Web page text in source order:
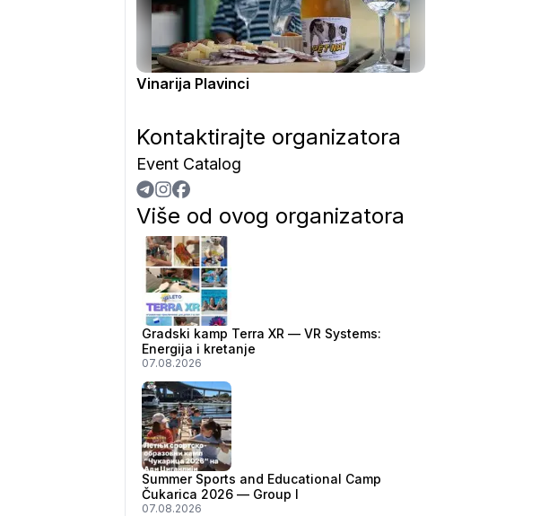
Vinarija Plavinci
Kontaktirajte organizatora
Event Catalog
Više od ovog organizatora
Gradski kamp Terra XR — VR Systems:
Energija i kretanje
07.08.2026
Summer Sports and Educational Camp
Čukarica 2026 — Group I
07.08.2026